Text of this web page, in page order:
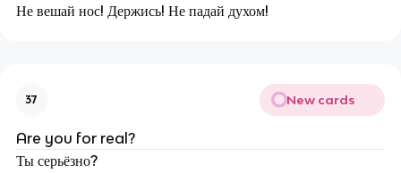
Не вешай нос! Держись! Не падай духом!
37 New cards
Are you for real?
Ты серьёзно?